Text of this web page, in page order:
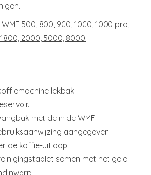
500, 800, 900, 1000, 1000 pro,
1800, 2000, 5000, 8000.
lekbak.
met de in de WMF
aangegeven
de koffie-uitloop.
samen met het gele